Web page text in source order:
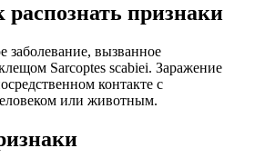
распознать признаки
заболевание, вызванное
Sarcoptes scabiei. Заражение
контакте с
или животным.